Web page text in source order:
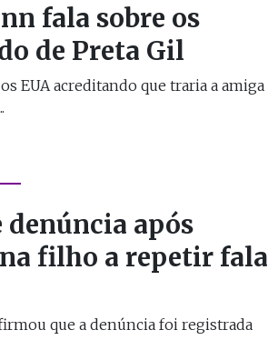
fala sobre os
de Preta Gil
EUA acreditando que traria a amiga
denúncia após
filho a repetir fala
que a denúncia foi registrada